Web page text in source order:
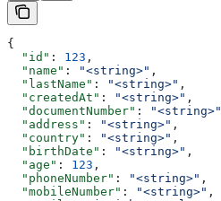
{
  "id"
: 123 ,
  "name"
: "<string>" ,
  "lastName"
: "<string>" ,
  "createdAt"
: "<string>" ,
  "documentNumber"
: "<string>"
  "address"
: "<string>" ,
  "country"
: "<string>" ,
  "birthDate"
: "<string>" ,
  "age"
: 123 ,
  "phoneNumber"
: "<string>" ,
  "mobileNumber"
: "<string>" ,